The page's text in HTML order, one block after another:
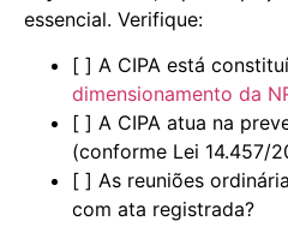
essencial. Verifique:
[ ] A CIPA está
dimensionamento da
[ ] A CIPA atua na
(conforme Lei 14.457/
[ ] As reuniões
com ata registrada?